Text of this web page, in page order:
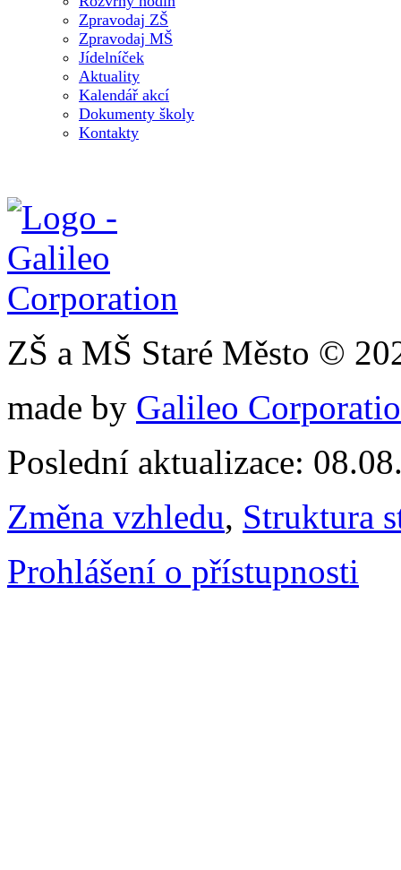
Zpravodaj ZŠ
Zpravodaj MŠ
Jídelníček
Aktuality
Kalendář akcí
Dokumenty školy
Kontakty
ZŠ a MŠ Staré Město ©
made by Galileo
Poslední aktualizace:
Změna vzhledu, Struktura
Prohlášení o přístupnosti